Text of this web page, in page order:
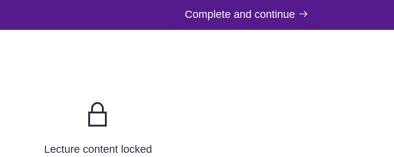
Complete and continue
Lecture content locked